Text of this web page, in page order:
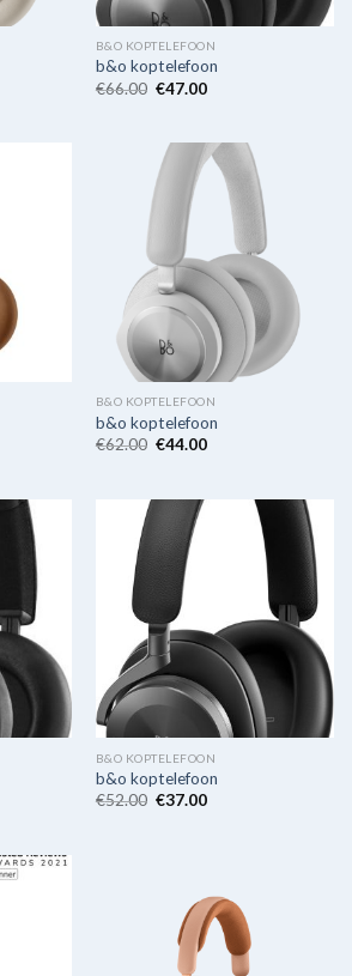
B&O KOPTELEFOON
b&o koptelefoon
€66.00 €47.00
B&O KOPTELEFOON
b&o koptelefoon
€62.00 €44.00
B&O KOPTELEFOON
b&o koptelefoon
€52.00 €37.00